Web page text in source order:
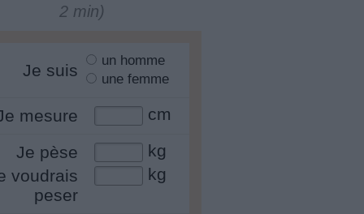
2 min)
Je suis
un homme
une femme
mesure cm
Je pèse
kg
voudrais
peser
kg